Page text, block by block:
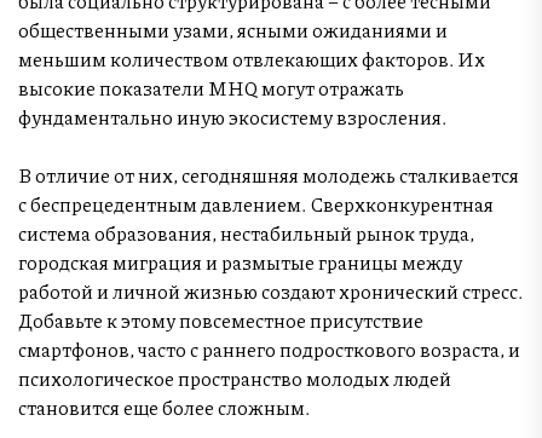
общественными узами, ясными ожиданиями и
меньшим количеством отвлекающих факторов. Их
высокие показатели MHQ могут отражать
фундаментально иную экосистему взросления.
В отличие от них, сегодняшняя молодежь сталкивается
с беспрецедентным давлением. Сверхконкурентная
система образования, нестабильный рынок труда,
городская миграция и размытые границы между
работой и личной жизнью создают хронический стресс.
Добавьте к этому повсеместное присутствие
смартфонов, часто с раннего подросткового возраста, и
психологическое пространство молодых людей
становится еще более сложным.